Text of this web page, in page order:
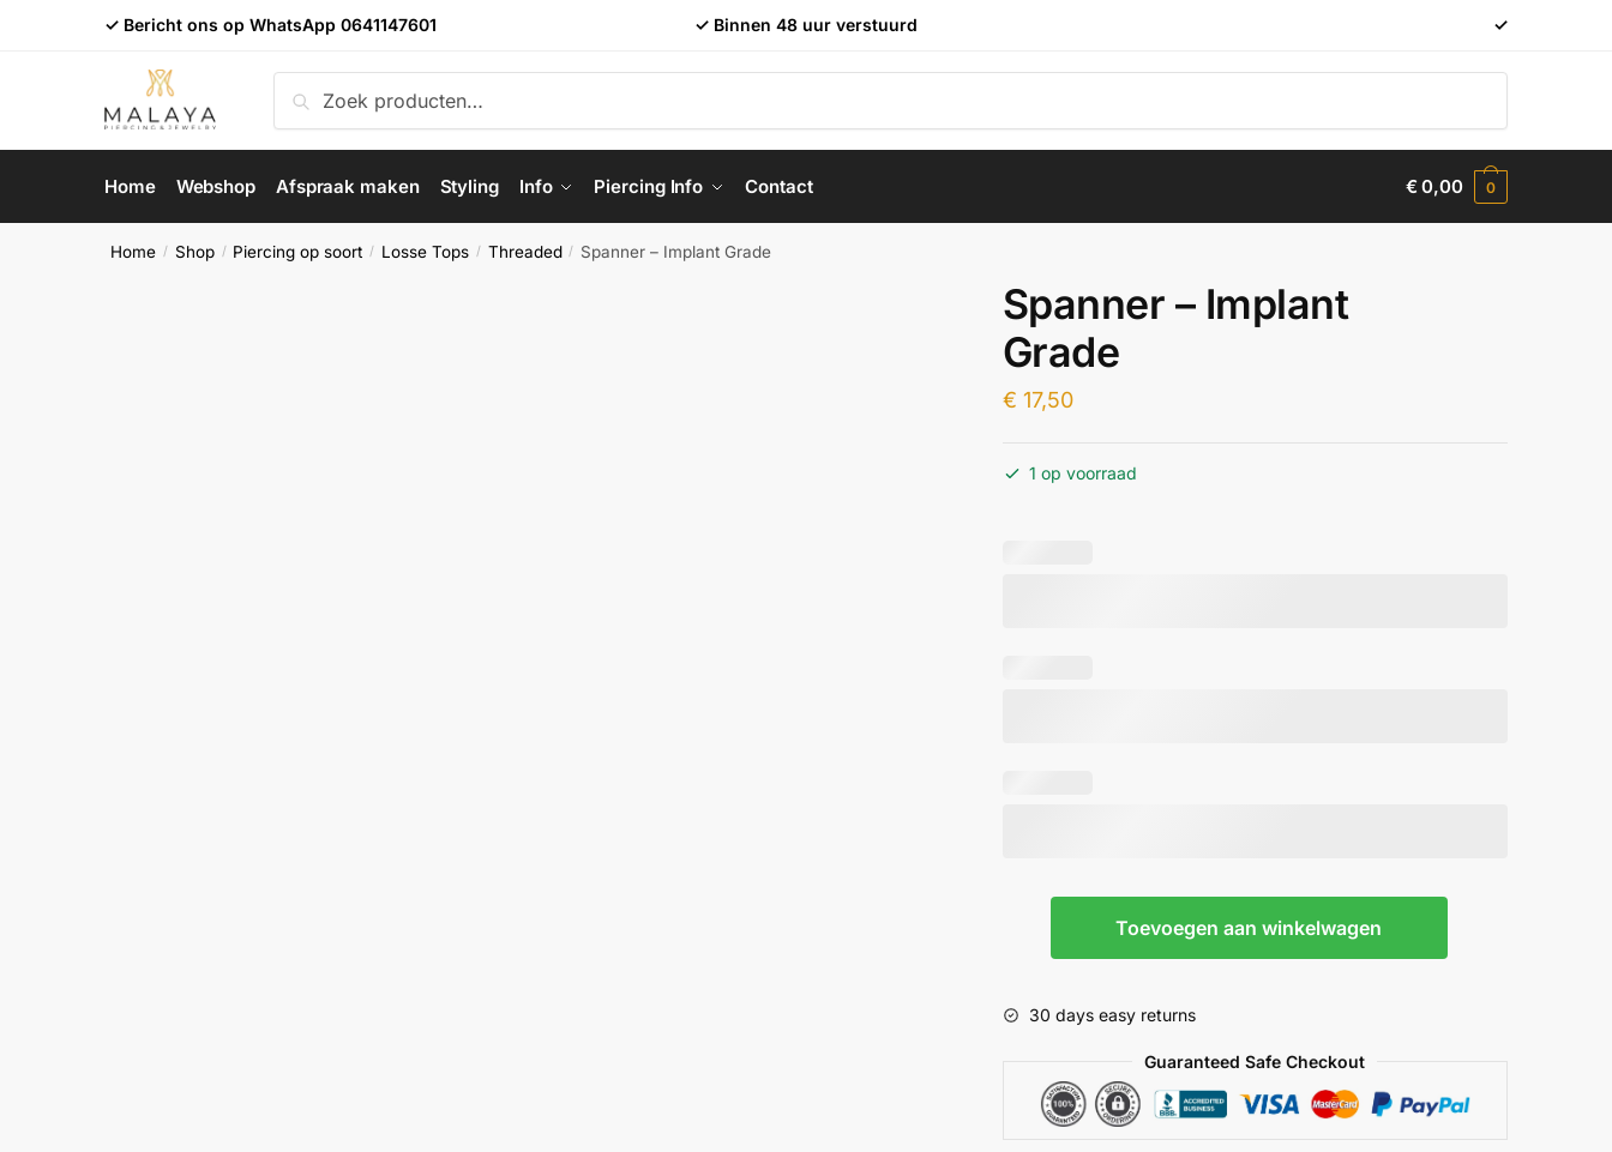
✓ Bericht ons op WhatsApp 0641147601 ✓ Binnen 48 uur verstuurd ✓
naar:
Zoeken
Home Webshop Afspraak maken Styling Info Piercing Info Contact €0,00 0
Home / Shop / Piercing op soort / Losse Tops / Threaded / Spanner – Implant Grade
Spanner – Implant
Grade
€ 17,50
1 op voorraad
aantal
Toevoegen aan winkelwagen
30 days easy returns
Guaranteed Safe Checkout